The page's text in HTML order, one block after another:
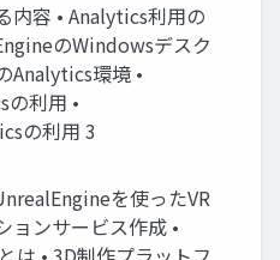
内容 • Analytics利用の
のWindowsデスク
Analytics環境 •
利用 •
の利用 3
を使ったVR
ョンサービス作成 •